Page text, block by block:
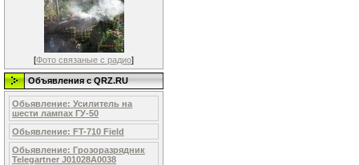
[Фото связаные с радио]
Объявления c QRZ.RU
Обьявление: Усилитель на
шести лампах ГУ-50
Обьявление: FT-710 Field
Обьявление: Грозоразрядник
Telegartner J01028A0038